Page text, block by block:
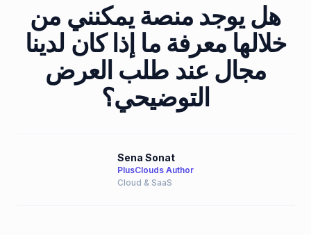
هل يوجد منصة يمكنني من
خلالها معرفة ما إذا كان لدينا
مجال عند طلب العرض
التوضيحي؟
Sena Sonat
PlusClouds Author
Cloud & SaaS